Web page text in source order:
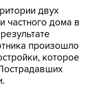
двух
частного дома в
произошло
которое